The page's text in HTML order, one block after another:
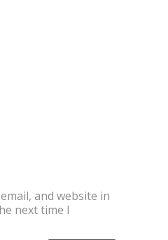
and website in
next time I